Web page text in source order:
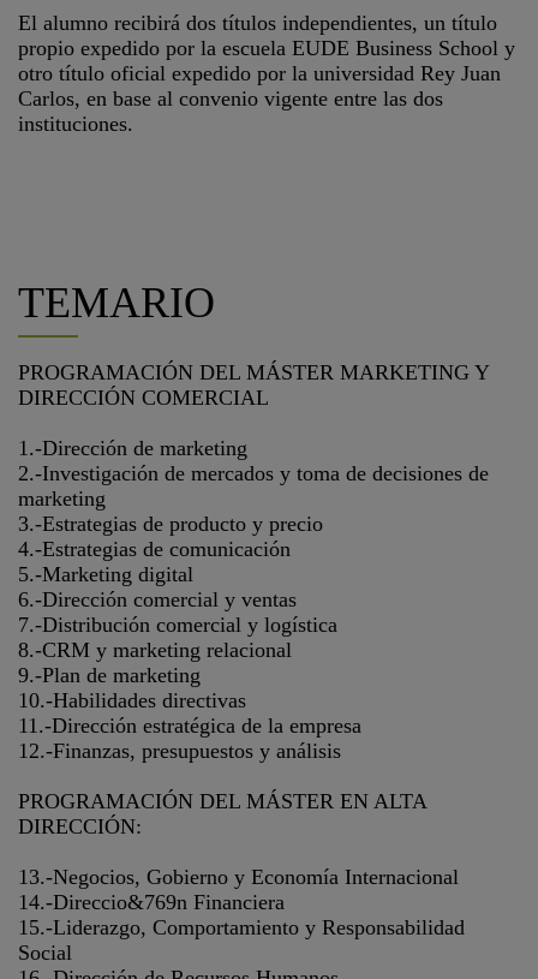
El alumno recibirá dos títulos independientes, un título
propio expedido por la escuela EUDE Business School y
otro título oficial expedido por la universidad Rey Juan
Carlos, en base al convenio vigente entre las dos
instituciones.
TEMARIO
PROGRAMACIÓN DEL MÁSTER MARKETING Y
DIRECCIÓN COMERCIAL
1.-Dirección de marketing
2.-Investigación de mercados y toma de decisiones de
marketing
3.-Estrategias de producto y precio
4.-Estrategias de comunicación
5.-Marketing digital
6.-Dirección comercial y ventas
7.-Distribución comercial y logística
8.-CRM y marketing relacional
9.-Plan de marketing
10.-Habilidades directivas
11.-Dirección estratégica de la empresa
12.-Finanzas, presupuestos y análisis
PROGRAMACIÓN DEL MÁSTER EN ALTA
DIRECCIÓN:
13.-Negocios, Gobierno y Economía Internacional
14.-Direccio&769n Financiera
15.-Liderazgo, Comportamiento y Responsabilidad
Social